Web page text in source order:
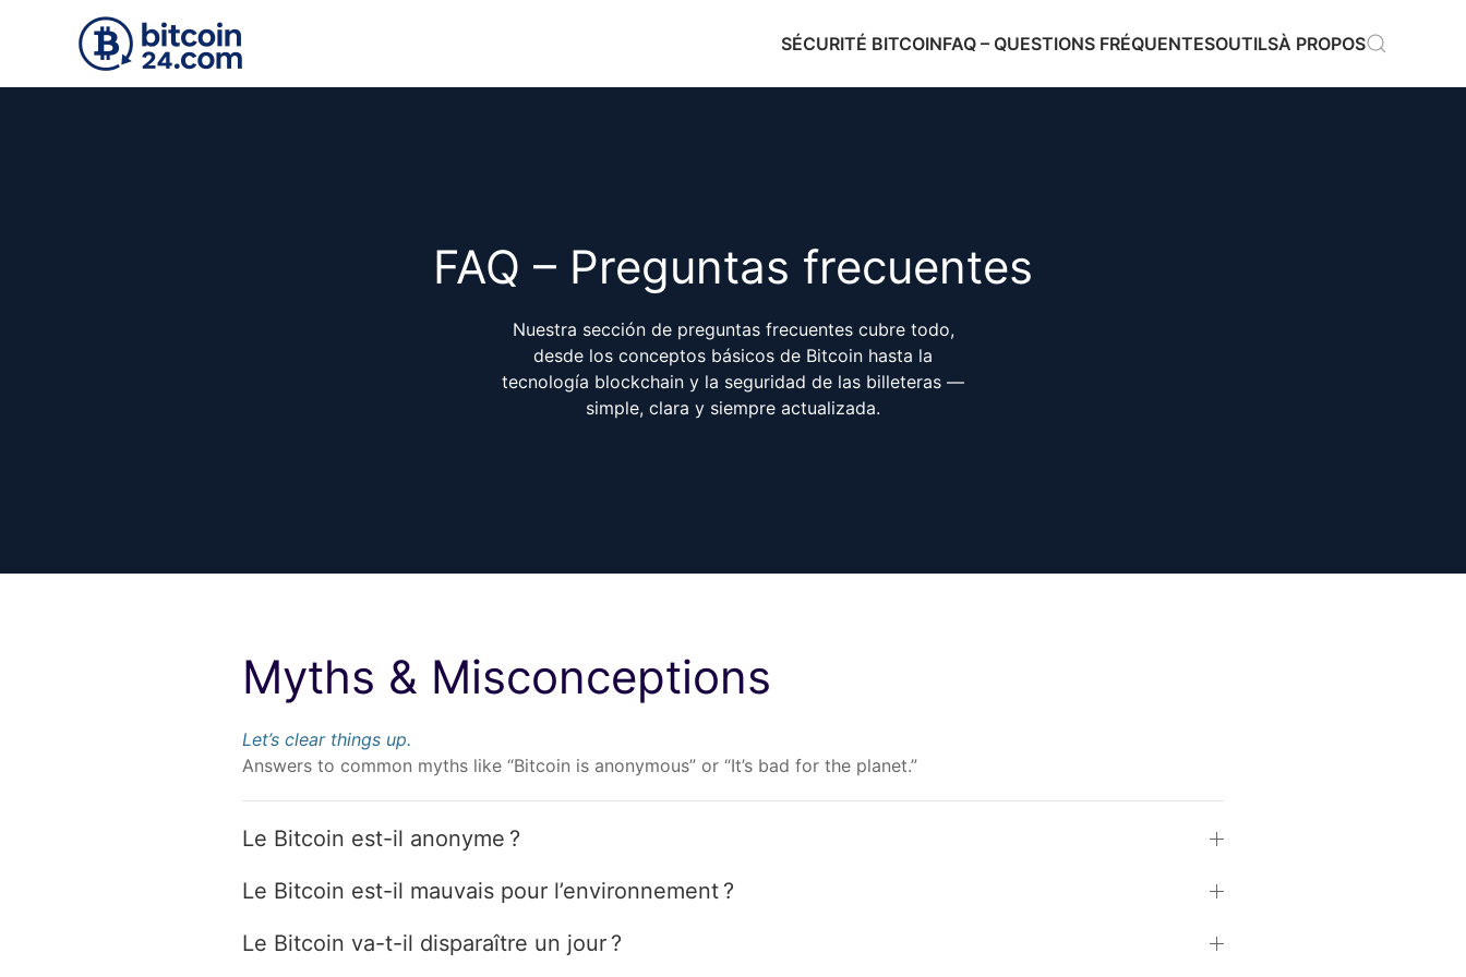
Accéder au contenu principal
SÉCURITÉ BITCOINFAQ – QUESTIONS FRÉQUENTESOUTILSÀ PROPOS
FAQ – Preguntas frecuentes
Nuestra sección de preguntas frecuentes cubre todo,
desde los conceptos básicos de Bitcoin hasta la
tecnología blockchain y la seguridad de las billeteras —
simple, clara y siempre actualizada.
Myths & Misconceptions
Let’s clear things up.
Answers to common myths like “Bitcoin is anonymous” or “It’s bad for the planet.”
Le Bitcoin est-il anonyme ?
Le Bitcoin est-il mauvais pour l’environnement ?
Le Bitcoin va-t-il disparaître un jour ?